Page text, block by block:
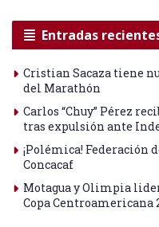
Entradas
Cristian Sacaza tiene
del Marathón
Carlos “Chuy” Pérez
tras expulsión ante
¡Polémica! Federación
Concacaf
Motagua y Olimpia
Copa Centroamericana